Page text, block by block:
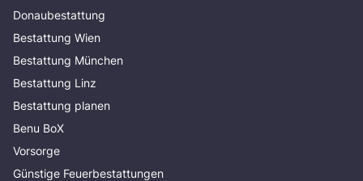
Donaubestattung
Bestattung Wien
Bestattung München
Bestattung Linz
Bestattung planen
Benu BoX
Vorsorge
Günstige Feuerbestattungen